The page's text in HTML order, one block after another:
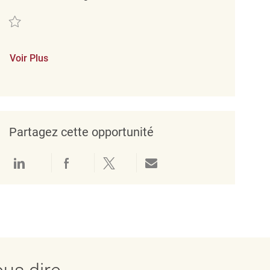
Sauvegarder Merchandise Associate Part Time REQ135913
Voir Plus
Partagez cette opportunité
Partager via LinkedInPartager via Facebook
Partager via twitterPartager par e-mail